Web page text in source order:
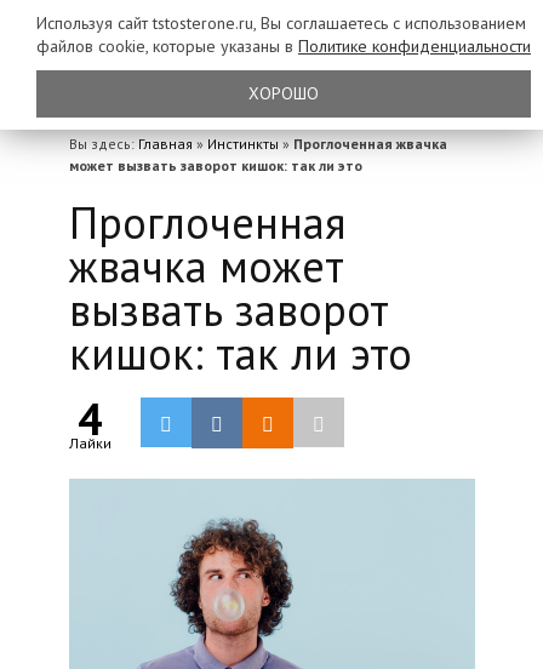
Вы здесь: Главная » Инстинкты » Проглоченная жвачка
может вызвать заворот кишок: так ли это
Проглоченная
жвачка может
вызвать заворот
кишок: так ли это
4
Лайки
Используя сайт tstosterone.ru, Вы соглашаетесь с использованием
файлов cookie, которые указаны в Политике конфиденциальности
ХОРОШО